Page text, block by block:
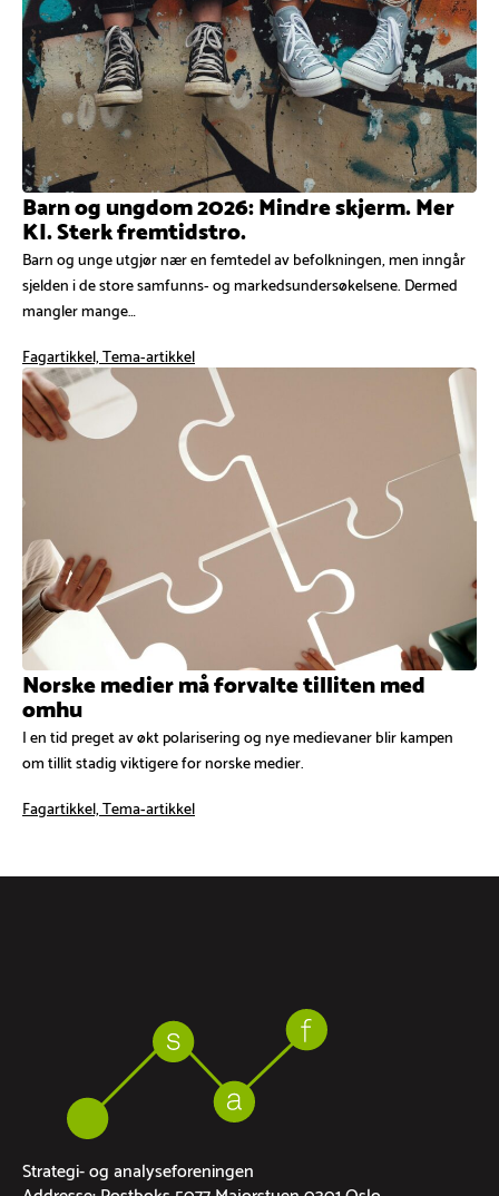
Barn og ungdom 2026: Mindre skjerm. Mer
KI. Sterk fremtidstro.
Barn og unge utgjør nær en femtedel av befolkningen, men inngår
sjelden i de store samfunns- og markedsundersøkelsene. Dermed
mangler mange…
Fagartikkel, Tema-artikkel
Norske medier må forvalte tilliten med
omhu
I en tid preget av økt polarisering og nye medievaner blir kampen
om tillit stadig viktigere for norske medier.
Fagartikkel, Tema-artikkel
Strategi- og analyseforeningen